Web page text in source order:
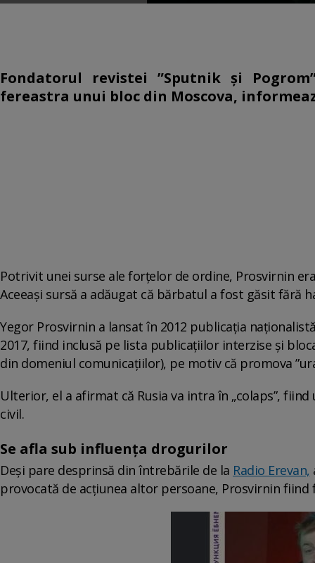
Fondatorul revistei ”Sputnik și
fereastra unui bloc din Moscova,
Potrivit unei surse ale forțelor de ordine, Prosvirnin
Aceeași sursă a adăugat că bărbatul a fost găsit fără
Yegor Prosvirnin a lansat în 2012 publicația
2017, fiind inclusă pe lista publicațiilor interzise și
din domeniul comunicațiilor), pe motiv că promova
Ulterior, el a afirmat că Rusia va intra în „colaps”,
civil.
Se afla sub influența drogurilor
Deși pare desprinsă din întrebările de la Radio Erevan,
provocată de acțiunea altor persoane, Prosvirnin